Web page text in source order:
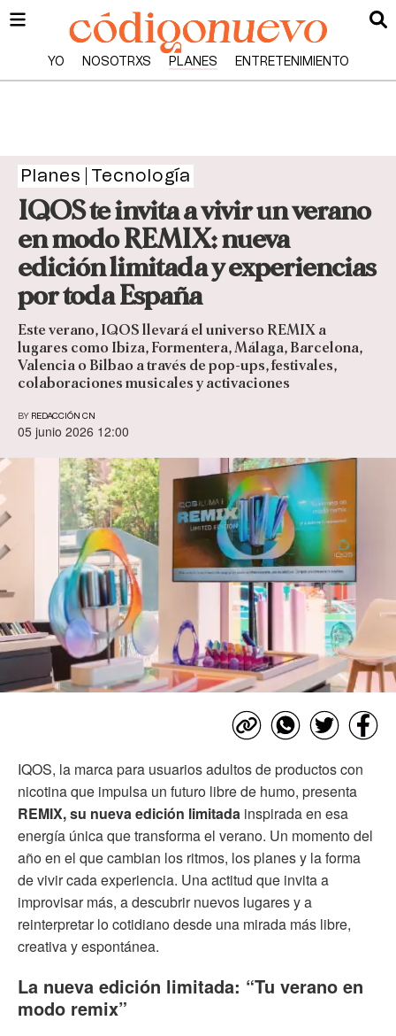
YO NOSOTRXS PLANES ENTRETENIMIENTO
Planes Tecnología
IQOS te invita a vivir un verano
en modo REMIX: nueva
edición limitada y experiencias
por toda España
Este verano, IQOS llevará el universo REMIX a
lugares como Ibiza, Formentera, Málaga, Barcelona,
Valencia o Bilbao a través de pop-ups, festivales,
colaboraciones musicales y activaciones
BY REDACCIÓN CN
05 junio 2026 12:00
IQOS, la marca para usuarios adultos de productos con
nicotina que impulsa un futuro libre de humo, presenta
REMIX, su nueva edición limitada inspirada en esa
energía única que transforma el verano. Un momento del
año en el que cambian los ritmos, los planes y la forma
de vivir cada experiencia. Una actitud que invita a
improvisar más, a descubrir nuevos lugares y a
reinterpretar lo cotidiano desde una mirada más libre,
creativa y espontánea.
La nueva edición limitada: “Tu verano en
modo remix”